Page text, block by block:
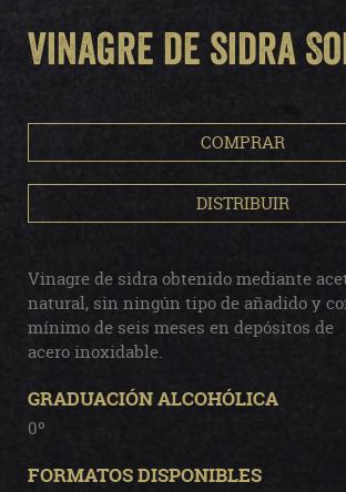
Vinagre de sidra
COMPRAR
DISTRIBUIR
Vinagre de sidra obtenido mediante
natural, sin ningún tipo de añadido y
mínimo de seis meses en depósitos de
acero inoxidable.
GRADUACIÓN ALCOHÓLICA
0º
FORMATOS DISPONIBLES